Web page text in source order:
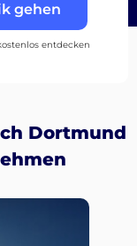
gehen
entdecken
Dortmund